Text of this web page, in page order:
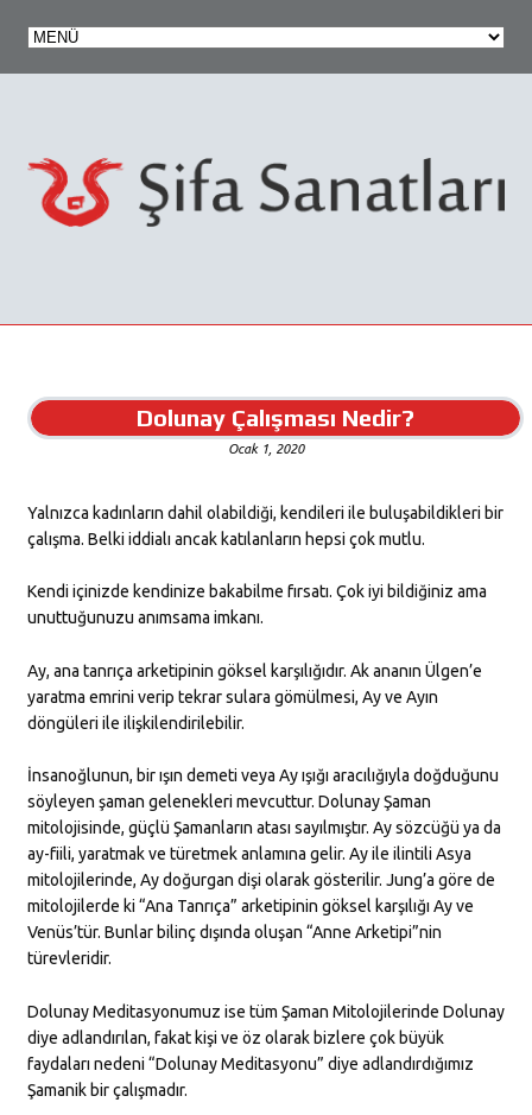
Dolunay Çalışması Nedir?
Ocak 1, 2020
Yalnızca kadınların dahil olabildiği, kendileri ile buluşabildikleri bir
çalışma. Belki iddialı ancak katılanların hepsi çok mutlu.
Kendi içinizde kendinize bakabilme fırsatı. Çok iyi bildiğiniz ama
unuttuğunuzu anımsama imkanı.
Ay, ana tanrıça arketipinin göksel karşılığıdır. Ak ananın Ülgen’e
yaratma emrini verip tekrar sulara gömülmesi, Ay ve Ayın
döngüleri ile ilişkilendirilebilir.
İnsanoğlunun, bir ışın demeti veya Ay ışığı aracılığıyla doğduğunu
söyleyen şaman gelenekleri mevcuttur. Dolunay Şaman
mitolojisinde, güçlü Şamanların atası sayılmıştır. Ay sözcüğü ya da
ay-fiili, yaratmak ve türetmek anlamına gelir. Ay ile ilintili Asya
mitolojilerinde, Ay doğurgan dişi olarak gösterilir. Jung’a göre de
mitolojilerde ki “Ana Tanrıça” arketipinin göksel karşılığı Ay ve
Venüs’tür. Bunlar bilinç dışında oluşan “Anne Arketipi”nin
türevleridir.
Dolunay Meditasyonumuz ise tüm Şaman Mitolojilerinde Dolunay
diye adlandırılan, fakat kişi ve öz olarak bizlere çok büyük
faydaları nedeni “Dolunay Meditasyonu” diye adlandırdığımız
Şamanik bir çalışmadır.